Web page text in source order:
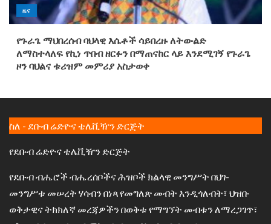
ዜና
የጉራጌ ማህበረሰብ ባህላዊ እሴቶች ሳይበረዙ ለትውልድ
ለማስተላለፍ የኪነ ጥበብ ዘርፉን በማጠናከር ላይ እንደሚገኝ የጉራጌ
ዞን ባህልና ቱሪዝም መምሪያ አስታወቀ
ስለ - ደቡብ ሬድዮና ቴሌቪዥን ድርጅት
የደቡብ ሬድዮና ቴሌቪዥን ድርጅት
የደቡብ ብሔሮች ብሔረሰቦችና ሕዝቦች ክልላዊ መንግሥት በህገ-
መንግሥቱ መሠረት ሃሳብን በነጻ የመግለጽ መብት እንዲጎለብት፣ ህዝቡ
ወቅታዊና ትክክለኛ መረጃዎችን በወቅቱ የማግኘት መብቱን ለማረጋገጥ፣